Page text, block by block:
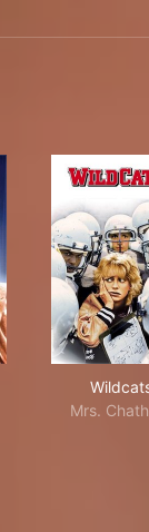
Mrs.